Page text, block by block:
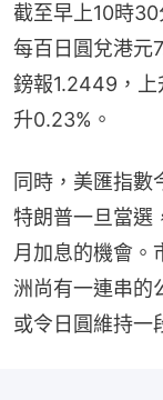
截至早上10時
每百日圓兌港元
鎊報1.2449，
升0.23%。
同時，美匯指數
特朗普一旦當選
月加息的機會。
洲尚有一連串的
或令日圓維持一